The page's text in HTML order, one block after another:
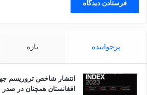
پرخواننده تازه
افغانستان همچنان در صدر